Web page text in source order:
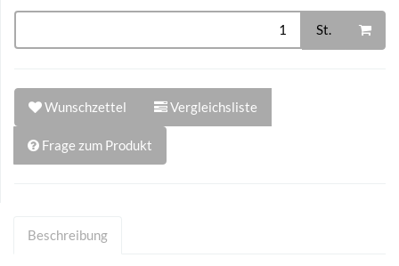
St.
Wunschzettel Vergleichsliste
Frage zum Produkt
Beschreibung